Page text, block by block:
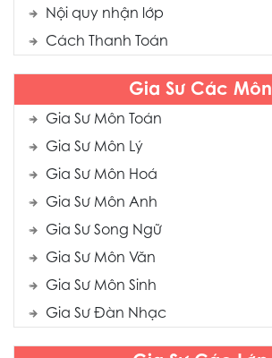
Nội quy nhận lớp
Cách Thanh Toán
Gia Sư Các Môn
Gia Sư Môn Toán
Gia Sư Môn Lý
Gia Sư Môn Hoá
Gia Sư Môn Anh
Gia Sư Song Ngữ
Gia Sư Môn Văn
Gia Sư Môn Sinh
Gia Sư Đàn Nhạc